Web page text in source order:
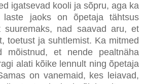
igatsevad kooli ja sõpru, aga ka
laste jaoks on õpetaja tähtsus
suuremaks, nad saavad aru, et
toetust ja suhtlemist. Ka mitmed
mõistnud, et nende pealtnäha
alati kõike lennult ning õpetaja
on vanemaid, kes leiavad,